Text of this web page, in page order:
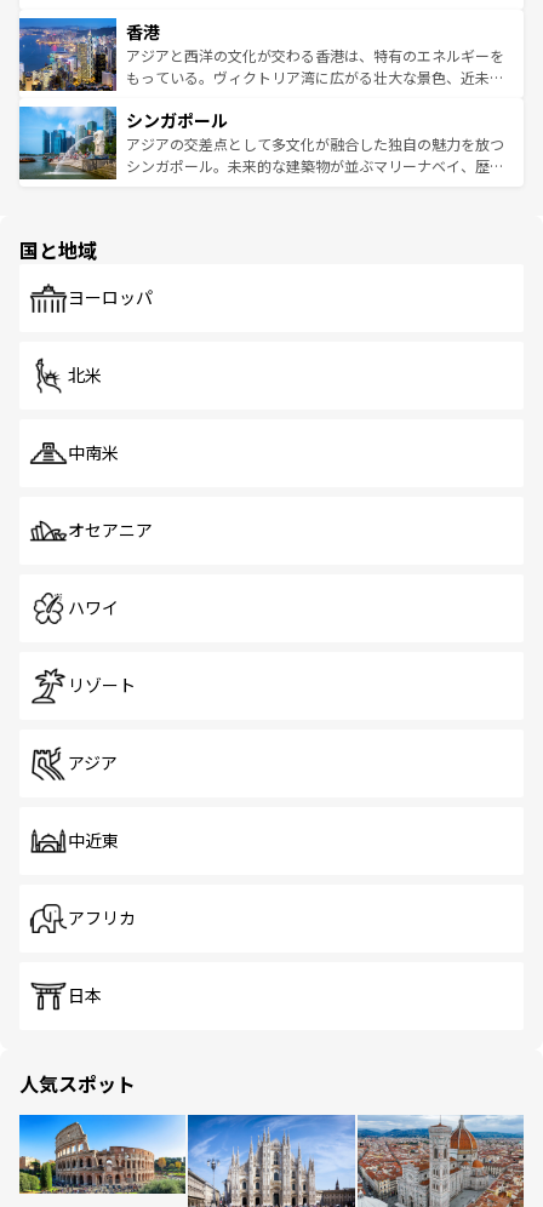
とつ。フォーやバインミー、ベトナムコーヒーなどは、ぜ
ひ現地で味わいたい。どの地域を訪れてもあたたかい人々
が旅行者を迎えてくれるので、きっと忘れられない旅にな
参照してほしい。
の活気が交差している。北部ではチェンマイなどの山岳地
帯で自然と触れ合い、南部ではプーケットやクラビの美し
いビーチでリゾート気分を楽しむことができる。タイ料理
激する。気候は一年中温暖で、どの季節にも異なる楽しみ
が待っている。親しみやすいタイの人々、仏教を中心とし
た文化、そして多様な観光資源が、訪れる旅人を魅了し続
香港
アジアと西洋の文化が交わる香港は、特有のエネルギーを
もっている。ヴィクトリア湾に広がる壮大な景色、近未来
み、どこを訪れても感動するはず。観光スポットが密集し
ており、効率よく見どころを回れるのも魅力。息をのむよ
うな絶景から文化的な体験まで、香港を存分に楽しみ尽く
シンガポール
アジアの交差点として多文化が融合した独自の魅力を放つ
シンガポール。未来的な建築物が並ぶマリーナベイ、歴史
で、ホーカーズは地元の風情を楽しめる外せないスポット
国と地域
ヨーロッパ
北米
中南米
オセアニア
ハワイ
リゾート
アジア
中近東
アフリカ
日本
人気スポット